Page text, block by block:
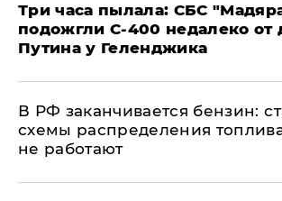
Три часа пылала: СБС
подожгли С-400 недалеко от
Путина у Геленджика
​В РФ заканчивается бензин:
схемы распределения
не работают